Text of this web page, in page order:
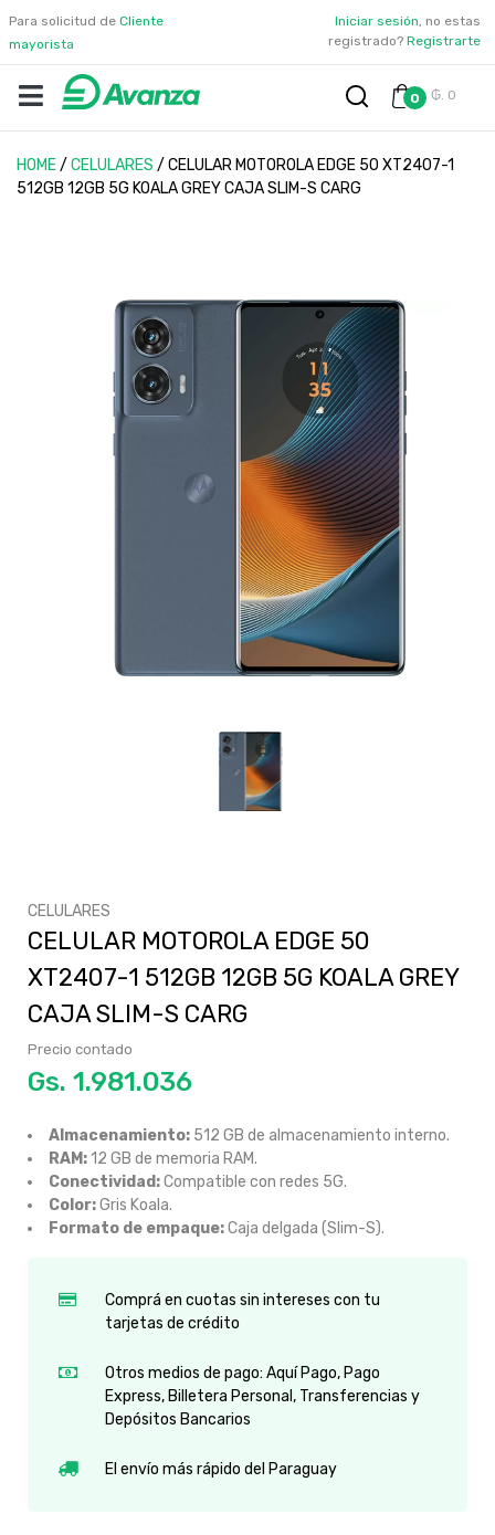
Para solicitud de Cliente
mayorista
Iniciar sesión, no estas
registrado? Registrarte
0 ₲. 0
HOME/ CELULARES / CELULAR MOTOROLA EDGE 50 XT2407-1
512GB 12GB 5G KOALA GREY CAJA SLIM-S CARG
CELULARES
CELULAR MOTOROLA EDGE 50
XT2407-1 512GB 12GB 5G KOALA GREY
CAJA SLIM-S CARG
Precio contado
Gs.
Almacenamiento: 512 GB de almacenamiento interno.
RAM:12 GB de memoria RAM.
Conectividad:Compatible con redes 5G.
Color:Gris Koala.
Formato de empaque:Caja delgada (Slim-S).
Comprá en cuotas sin intereses con tu
tarjetas de crédito
Otros medios de pago: Aquí Pago, Pago
Express, Billetera Personal, Transferencias y
Depósitos Bancarios
El envío más rápido del Paraguay